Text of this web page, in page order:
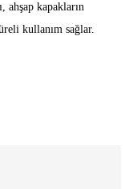
ahşap kapakların
kullanım sağlar.